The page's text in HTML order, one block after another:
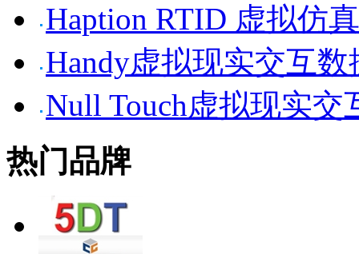
Haption RTID 虚拟仿
Handy虚拟现实交互数
Null Touch虚拟现实交
热门品牌